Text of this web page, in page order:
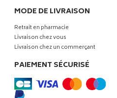
MODE DE LIVRAISON
Retrait en pharmacie
Livraison chez vous
Livraison chez un commerçant
PAIEMENT SÉCURISÉ